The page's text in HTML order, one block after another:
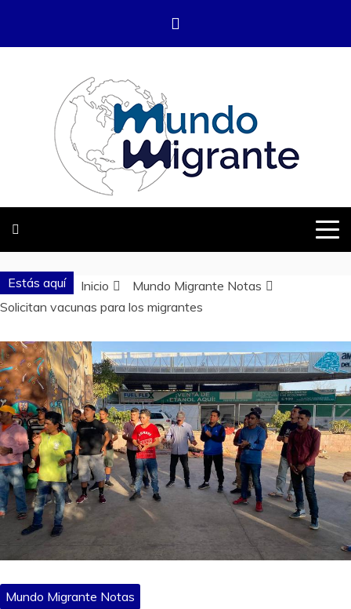
contenido
MUNDO
MIGRANTE
DONDE TODOS SOMOS MIGRANTES
Estás aquí Inicio
Mundo Migrante Notas
Solicitan vacunas para los migrantes
Mundo Migrante Notas